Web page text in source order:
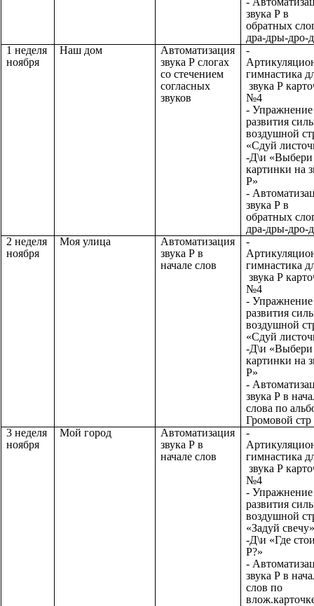
звука Р в
обратных
дра-дры-дро-
1 неделя
ноября
Наш дом
Автоматизация
звука Р слогах
со стечением
согласных
звуков
-
гимнастика
звука Р
№4
- Упражнение
развития
воздушной
«Сдуй
-Д\и «Выбери
картинки на
Р»
-
звука Р в
обратных
дра-дры-дро-
2 неделя
ноября
Моя улица
Автоматизация
звука Р в
начале слов
-
гимнастика
звука Р
№4
- Упражнение
развития
воздушной
«Сдуй
-Д\и «Выбери
картинки на
Р»
-
звука Р в
слова по
Громовой стр
3 неделя
ноября
Мой город
Автоматизация
звука Р в
начале слов
-
гимнастика
звука Р
№4
- Упражнение
развития
воздушной
«Задуй свечу»
-Д\и «Где
Р?»
-
звука Р в
слов по